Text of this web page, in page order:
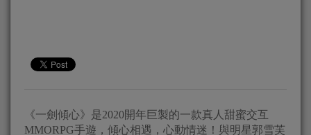
《一劍傾心》是2020開年巨製的一款真人甜蜜交互
MMORPG手遊，傾心相遇，心動情迷！與明星郭雪芙